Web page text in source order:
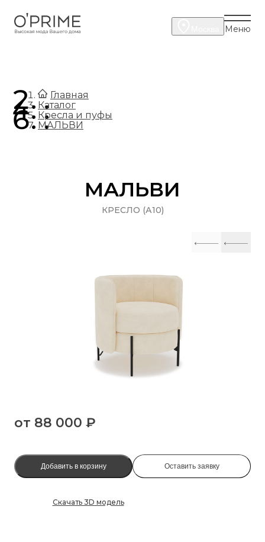
Меню
Главная
.
Каталог
.
Кресла и пуфы
.
МАЛЬВИ
МАЛЬВИ
КРЕСЛО (А10)
от 88 000 ₽
Добавить в корзину Оставить заявку
Скачать 3D модель